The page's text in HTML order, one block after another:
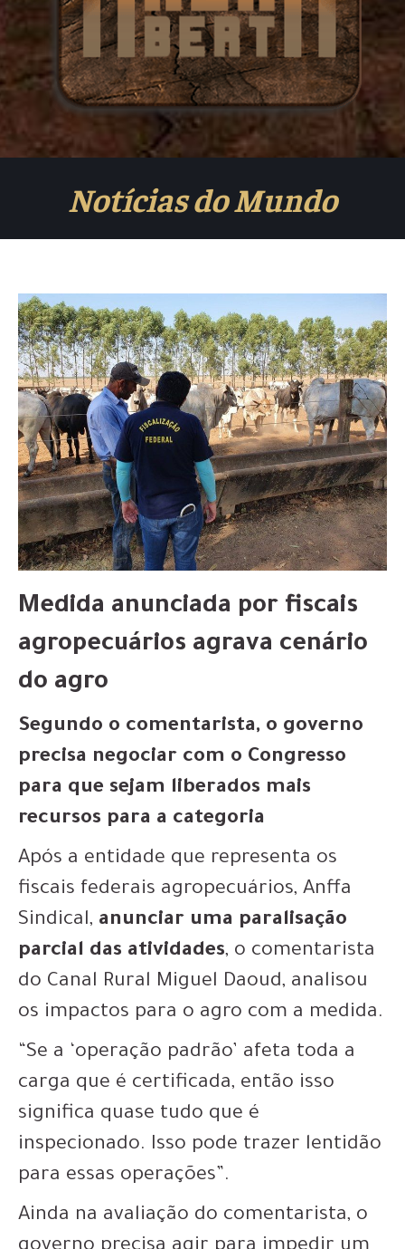
Notícias do Mundo
Medida anunciada por fiscais
agropecuários agrava cenário
do agro
Segundo o comentarista, o governo
precisa negociar com o Congresso
para que sejam liberados mais
recursos para a categoria
Após a entidade que representa os
fiscais federais agropecuários, Anffa
Sindical, anunciar uma paralisação
parcial das atividades, o comentarista
do Canal Rural Miguel Daoud, analisou
os impactos para o agro com a medida.
“Se a ‘operação padrão’ afeta toda a
carga que é certificada, então isso
significa quase tudo que é
inspecionado. Isso pode trazer lentidão
para essas operações”.
Ainda na avaliação do comentarista, o